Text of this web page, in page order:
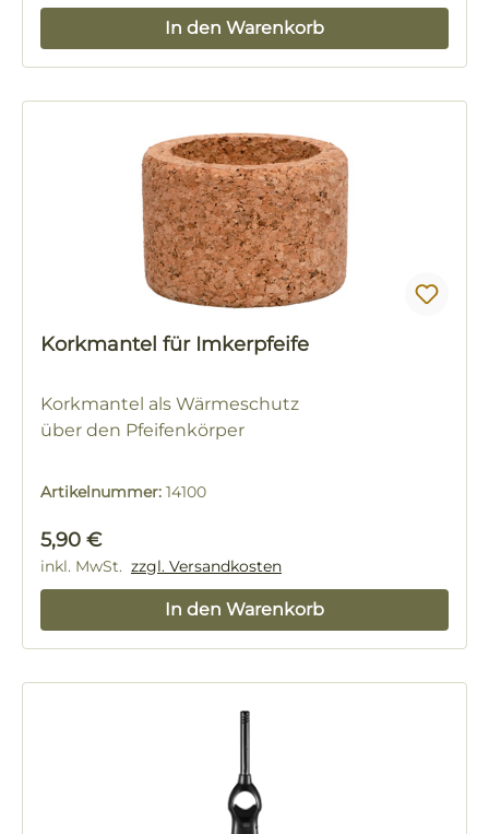
In den Warenkorb
Korkmantel für Imkerpfeife
Korkmantel als Wärmeschutz
über den Pfeifenkörper
Artikelnummer: 14100
Regulärer Preis:
5,90 €
inkl. MwSt. zzgl. Versandkosten
In den Warenkorb